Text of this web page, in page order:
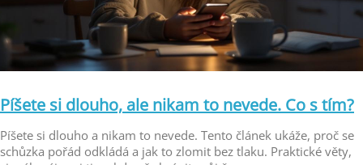
Píšete si dlouho, ale nikam to nevede. Co s tím?
Píšete si dlouho a nikam to nevede. Tento článek ukáže, proč se
schůzka pořád odkládá a jak to zlomit bez tlaku. Praktické věty,